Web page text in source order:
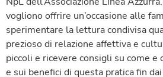
vogliono offrire un’occasione alle
sperimentare la lettura condivisa
prezioso di relazione affettiva e
piccoli e ricevere consigli su come e
e sui benefici di questa pratica fin